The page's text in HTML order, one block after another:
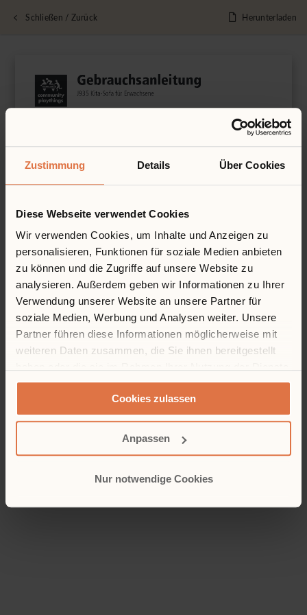
Zustimmung Details Über Cookies
Diese Webseite verwendet Cookies
Wir verwenden Cookies, um Inhalte und Anzeigen zu
personalisieren, Funktionen für soziale Medien anbieten
zu können und die Zugriffe auf unsere Website zu
analysieren. Außerdem geben wir Informationen zu Ihrer
Verwendung unserer Website an unsere Partner für
soziale Medien, Werbung und Analysen weiter. Unsere
Partner führen diese Informationen möglicherweise mit
weiteren Daten zusammen, die Sie ihnen bereitgestellt
gesammelt haben.
Cookies zulassen
Anpassen
Nur notwendige Cookies
Schließen / Zurück Herunterladen